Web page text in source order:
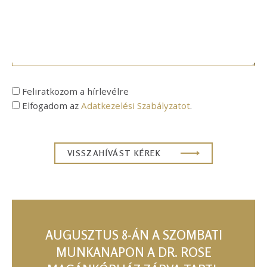
Feliratkozom a hírlevélre
Elfogadom az Adatkezelési Szabályzatot.
AUGUSZTUS 8-ÁN A SZOMBATI
MUNKANAPON A DR. ROSE